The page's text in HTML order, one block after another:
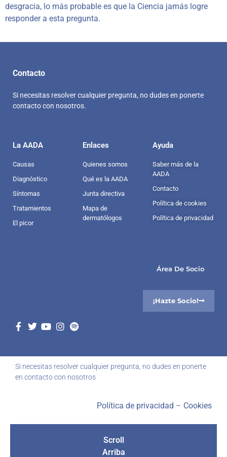
desgracia, lo más probable es que la Ciencia jamás logre
responder a esta pregunta.
Contacto
Si necesitas resolver cualquier pregunta, no dudes en ponerte
contacto con nosotros.
La AADA
Causas
Diagnóstico
Síntomas
Tratamientos
El picor
Enlaces
Quienes somos
Qué es la AADA
Junta directiva
Mapa de
dermatólogos
Ayuda
Saber más de la
AADA
Contacto
Política de cookies
Política de privacidad
Área De Socio
¡Hazte Socio!
Si necesitas resolver cualquier pregunta, no dudes en ponerte
en contacto con nosotros
Política de privacidad – Cookies
Scroll
Arriba